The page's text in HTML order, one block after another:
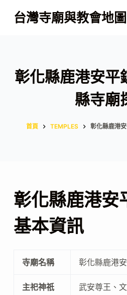
跳
至
容
台灣寺廟與教會地圖
彰化縣鹿港安平
縣寺廟
首頁 TEMPLES 彰化縣鹿港
彰化縣鹿港安
基本資訊
寺廟名稱 彰化縣鹿港
主祀神祇 武安尊王、